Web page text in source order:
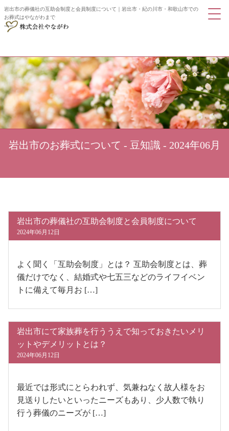
岩出市の葬儀社の互助会制度と会員制度について｜岩出市・紀の川市・和歌山市での
お葬式はやながわまで
岩出市のお葬式について - 豆知識 - 2024年06月
岩出市の葬儀社の互助会制度と会員制度について
2024年06月12日
よく聞く「互助会制度」とは？ 互助会制度とは、葬
儀だけでなく、結婚式や七五三などのライフイベン
トに備えて毎月お […]
岩出市にて家族葬を行ううえで知っておきたいメリ
ットやデメリットとは？
2024年06月12日
最近では形式にとらわれず、気兼ねなく故人様をお
見送りしたいといったニーズもあり、少人数で執り
行う葬儀のニーズが […]